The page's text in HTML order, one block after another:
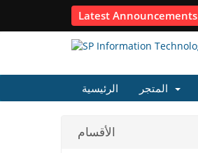
Latest Announcements
الرئيسية
الأقسام